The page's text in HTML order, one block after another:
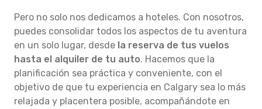
Pero no solo nos dedicamos a hoteles. Con nosotros,
puedes consolidar todos los aspectos de tu aventura
en un solo lugar, desde la reserva de tus vuelos
hasta el alquiler de tu auto. Hacemos que la
planificación sea práctica y conveniente, con el
objetivo de que tu experiencia en Calgary sea lo más
relajada y placentera posible, acompañándote en